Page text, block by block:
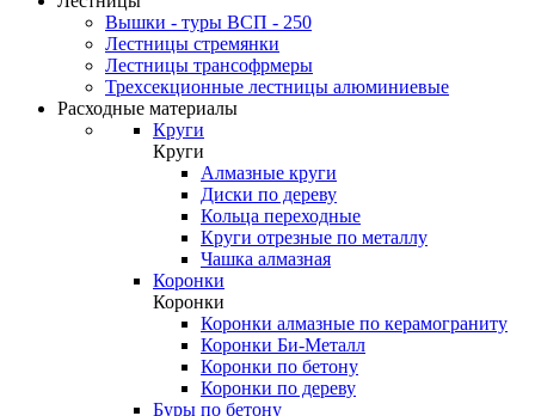
Вышки - туры ВСП - 250
Лестницы стремянки
Лестницы трансофрмеры
Трехсекционные лестницы алюминиевые
Расходные материалы
Круги
Круги
Алмазные круги
Диски по дереву
Кольца переходные
Круги отрезные по металлу
Чашка алмазная
Коронки
Коронки
Коронки алмазные по керамограниту
Коронки Би-Металл
Коронки по бетону
Коронки по дереву
Буры по бетону